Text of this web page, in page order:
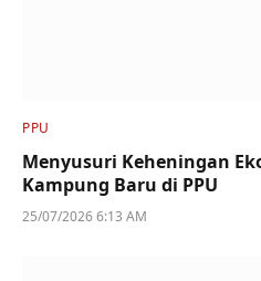
PPU
Menyusuri Keheningan
Kampung Baru di PPU
25/07/2026 6:13 AM